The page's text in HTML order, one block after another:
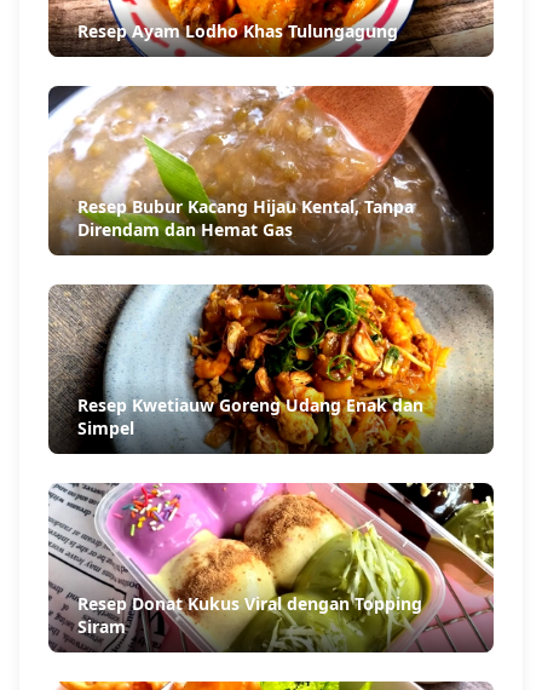
Resep Ayam Lodho Khas Tulungagung
Resep Bubur Kacang Hijau Kental, Tanpa
Direndam dan Hemat Gas
Resep Kwetiauw Goreng Udang Enak dan
Simpel
Resep Donat Kukus Viral dengan Topping
Siram